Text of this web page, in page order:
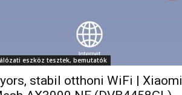
eszköz tesztek, bemutatók
stabil otthoni WiFi | Xiaomi